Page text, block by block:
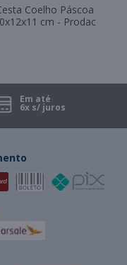
Coelho Páscoa
cm - Prodac
Em até
6x s/ juros